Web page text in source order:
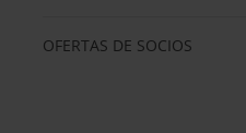
OFERTAS DE SOCIOS